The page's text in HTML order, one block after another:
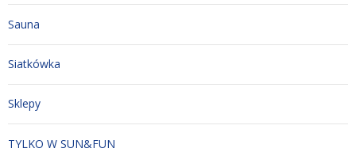
Sauna
Siatkówka
Sklepy
TYLKO W SUN&FUN